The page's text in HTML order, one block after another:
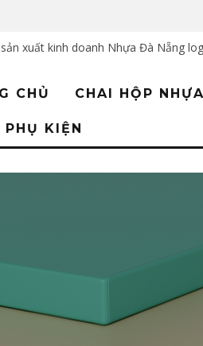
CHỦ CHAI HỘP NHỰA
PHỤ KIỆN